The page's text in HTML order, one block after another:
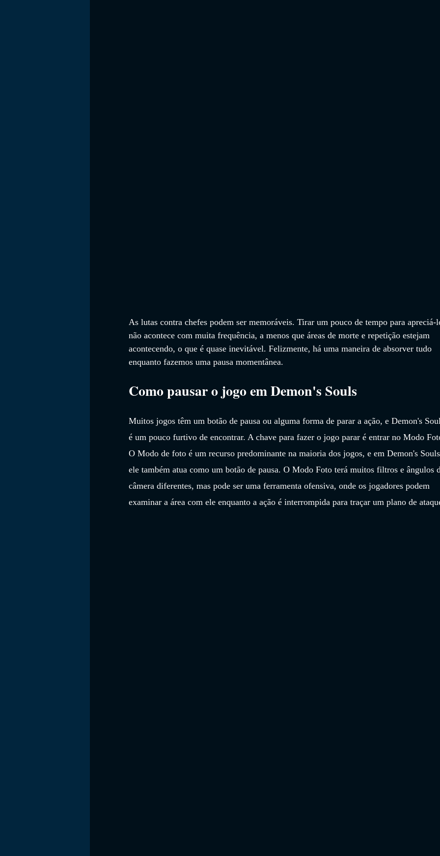
As lutas contra chefes podem ser memoráveis. Tirar um pouco de tempo para
não acontece com muita frequência, a menos que áreas de morte e repetição estejam
acontecendo, o que é quase inevitável. Felizmente, há uma maneira de absorver tudo
enquanto fazemos uma pausa momentânea.
Como pausar o jogo em Demon's Souls
Muitos jogos têm um botão de pausa ou alguma forma de parar a ação, e Demon's
é um pouco furtivo de encontrar. A chave para fazer o jogo parar é entrar no Modo
O Modo de foto é um recurso predominante na maioria dos jogos, e em Demon's
ele também atua como um botão de pausa. O Modo Foto terá muitos filtros e ângulos
câmera diferentes, mas pode ser uma ferramenta ofensiva, onde os jogadores podem
examinar a área com ele enquanto a ação é interrompida para traçar um plano de